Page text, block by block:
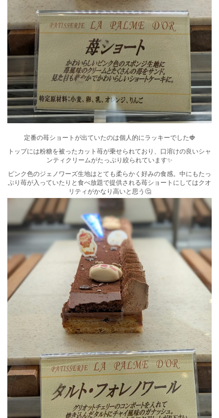
定番の苺ショートが出ていたのは個人的にラッキーでした🍓
トップには粉糖を被ったカット苺が乗せられており、口溶けの良いシャ
ンティクリームがたっぷり絞られています✨
ピンク色のジェノワーズ生地はとても柔らかく好みの食感。中にもたっ
ぷり苺が入っていたりと食べ放題で提供される苺ショートにしてはクオ
リティがかなり高いと思う🤔